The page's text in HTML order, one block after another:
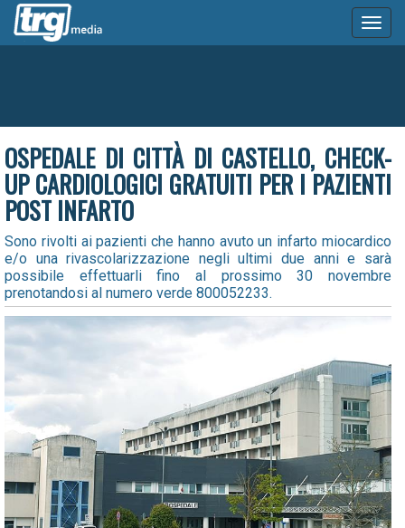
OSPEDALE DI CITTÀ DI CASTELLO, CHECK-
UP CARDIOLOGICI GRATUITI PER I PAZIENTI
POST INFARTO
Sono rivolti ai pazienti che hanno avuto un infarto miocardico
e/o una rivascolarizzazione negli ultimi due anni e sarà
possibile effettuarli fino al prossimo 30 novembre
prenotandosi al numero verde 800052233.